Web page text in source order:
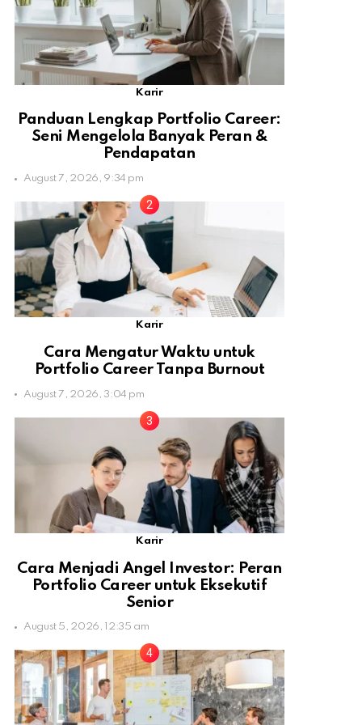
Karir
Panduan Lengkap Portfolio Career:
Seni Mengelola Banyak Peran &
Pendapatan
August 7, 2026, 9:34 pm
Karir
Cara Mengatur Waktu untuk
Portfolio Career Tanpa Burnout
August 7, 2026, 3:04 pm
Karir
Cara Menjadi Angel Investor: Peran
Portfolio Career untuk Eksekutif
Senior
August 5, 2026, 12:35 am